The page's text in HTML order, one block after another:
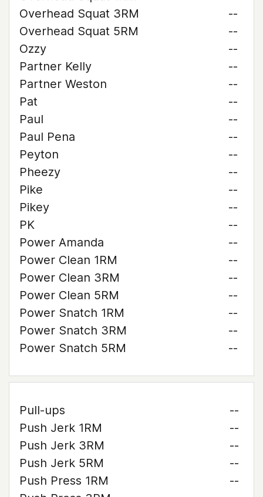
Overhead Squat 3RM
--
Overhead Squat 5RM
--
Ozzy
--
Partner Kelly
--
Partner Weston
--
Pat
--
Paul
--
Paul Pena
--
Peyton
--
Pheezy
--
Pike
--
Pikey
--
PK
--
Power Amanda
--
Power Clean 1RM
--
Power Clean 3RM
--
Power Clean 5RM
--
Power Snatch 1RM
--
Power Snatch 3RM
--
Power Snatch 5RM
--
Pull-ups
--
Push Jerk 1RM
--
Push Jerk 3RM
--
Push Jerk 5RM
--
Push Press 1RM
--